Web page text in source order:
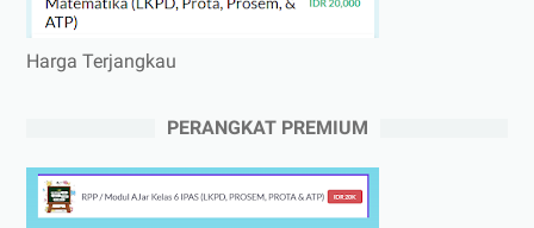
Harga Terjangkau
PERANGKAT PREMIUM